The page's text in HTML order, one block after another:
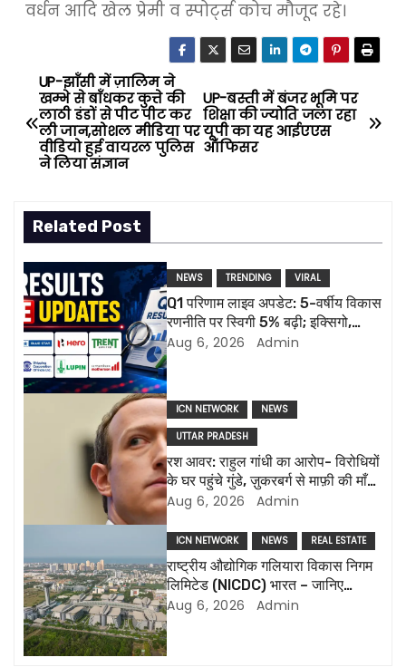
वर्धन आदि खेल प्रेमी व स्पोर्ट्स कोच मौजूद रहे।
P
o
s
t
n
a
v
i
g
o
n
UP-बस्ती में बंजर भूमि पर
शिक्षा की ज्योति जला रहा
यूपी का यह आईएएस
ऑफिसर
UP-झाँसी में ज़ालिम ने
खम्भे से बाँधकर कुत्ते की
लाठी डंडों से पीट पीट कर
ली जान,सोशल मीडिया पर
वीडियो हुई वायरल पुलिस
ने लिया संज्ञान
Related Post
NEWS TRENDING VIRAL
Q1 परिणाम लाइव अपडेट: 5-वर्षीय विकास
रणनीति पर स्विगी 5% बढ़ी; इक्सिगो,
ल्यूपिन की रिपोर्ट आज
Aug 6, 2026 Admin
ICN NETWORK
NEWS
UTTAR PRADESH
रश आवर: राहुल गांधी का आरोप- विरोधियों
के घर पहुंचे गुंडे, ज़ुकरबर्ग से माफ़ी की माँग
और भी कई मुद्दे
Aug 6, 2026 Admin
ICN NETWORK NEWS REAL ESTATE
राष्ट्रीय औद्योगिक गलियारा विकास निगम
लिमिटेड (NICDC) भारत – जानिए
सबकुछ
Aug 6, 2026 Admin